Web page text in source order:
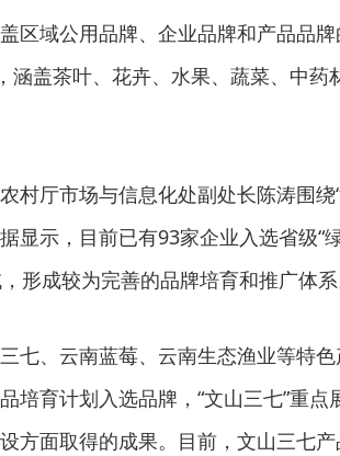
区域公用品牌、企业品牌和产品品牌
涵盖茶叶、花卉、水果、蔬菜、中药
村厅市场与信息化处副处长陈涛围绕
显示，目前已有93家企业入选省级“
形成较为完善的品牌培育和推广体系
七、云南蓝莓、云南生态渔业等特色
培育计划入选品牌，“文山三七”重点
方面取得的成果。目前，文山三七